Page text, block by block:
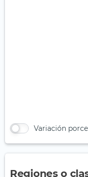
Variación
Regiones o